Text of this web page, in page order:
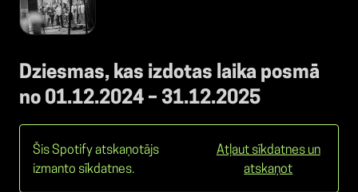
Dziesmas, kas izdotas laika posmā
no 01.12.2024 – 31.12.2025
Šis Spotify atskaņotājs
izmanto sīkdatnes.
Atļaut sīkdatnes un
atskaņot